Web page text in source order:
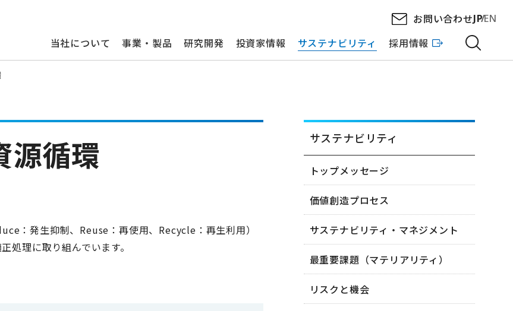
当社について 事業・製品 研究開発 投資家情報 サステナビリティ 採用情報
お問い合わせJPEN
源循環
：発生抑制、Reuse：再使用、Recycle：再生利用）
処理に取り組んでいます。
サステナビリティ
トップメッセージ
価値創造プロセス
サステナビリティ・マネジメント
最重要課題（マテリアリティ）
リスクと機会